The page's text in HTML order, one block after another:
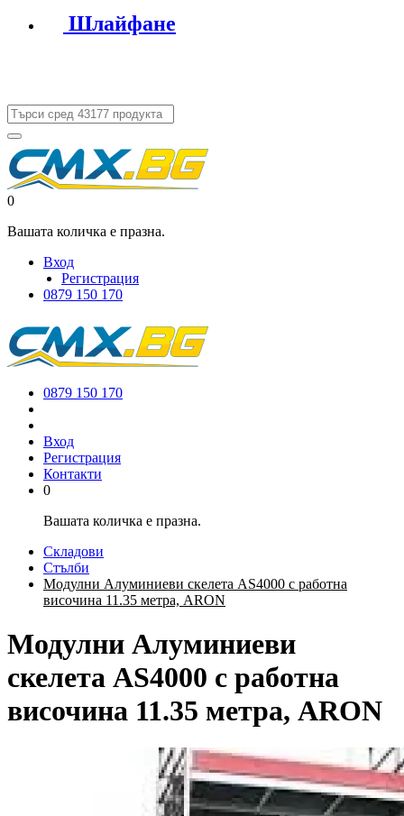
Шлайфане
0
Вашата количка е празна.
Вход
Регистрация
0879 150 170
0879 150 170
Вход
Регистрация
Контакти
0
Вашата количка е празна.
Складови
Стълби
Модулни Алуминиеви скелета AS4000 с работна
височина 11.35 метра, ARON
Модулни Алуминиеви
скелета AS4000 с работна
височина 11.35 метра, ARON